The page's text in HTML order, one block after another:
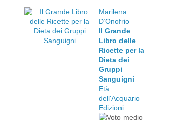
Marilena
D’Onofrio
Il Grande
Libro delle
Ricette per la
Dieta dei
Gruppi
Sanguigni
Età
dell'Acquario
Edizioni